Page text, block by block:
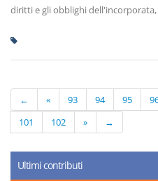
diritti e gli obblighi
← « 93 94 95
101
102 » →
Ultimi contributi